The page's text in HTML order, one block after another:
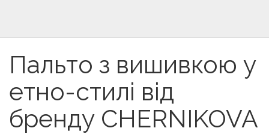
Пальто з вишивкою у
етно-стилі від
бренду СHERNIKOVA